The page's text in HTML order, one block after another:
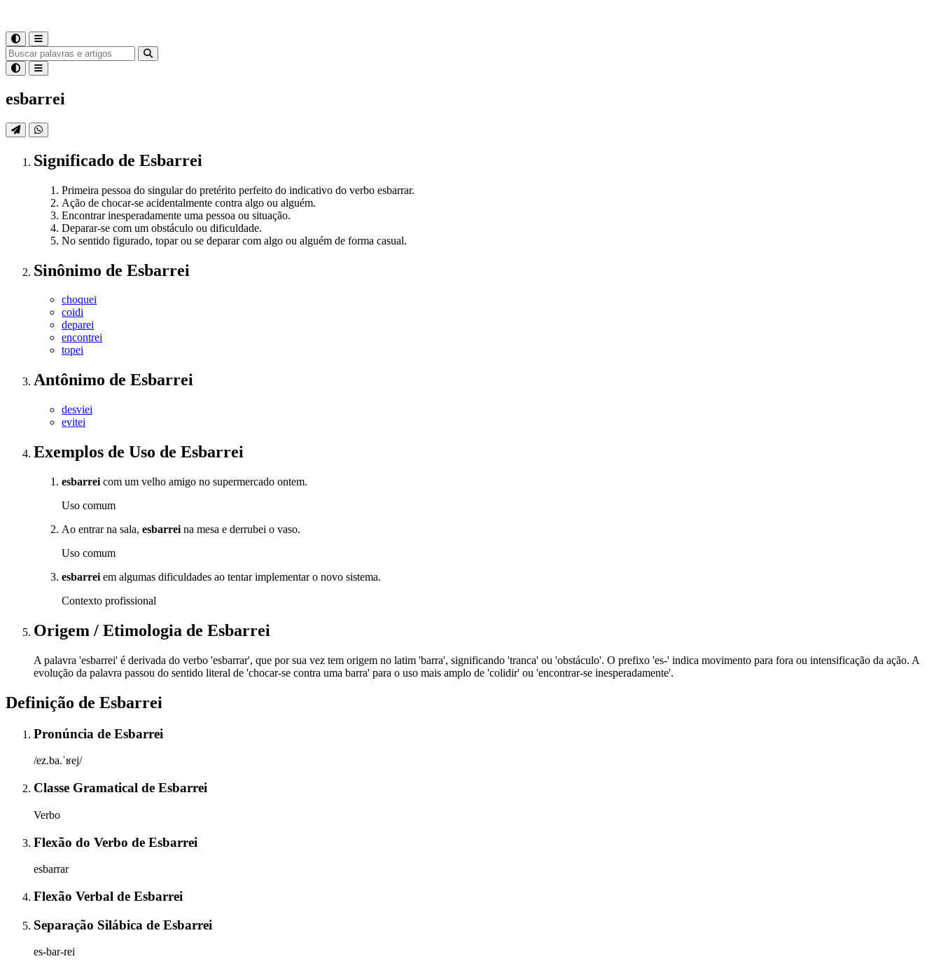
esbarrei
Significado de Esbarrei
Primeira pessoa do singular do pretérito perfeito do indicativo do verbo esbarrar.
Ação de chocar-se acidentalmente contra algo ou alguém.
Encontrar inesperadamente uma pessoa ou situação.
Deparar-se com um obstáculo ou dificuldade.
No sentido figurado, topar ou se deparar com algo ou alguém de forma casual.
Sinônimo de Esbarrei
choquei
coidi
deparei
encontrei
topei
Antônimo de Esbarrei
desviei
evitei
Exemplos de Uso de Esbarrei
esbarrei com um velho amigo no supermercado ontem.
Uso comum
Ao entrar na sala, esbarrei na mesa e derrubei o vaso.
Uso comum
esbarrei em algumas dificuldades ao tentar implementar o novo sistema.
Contexto profissional
Origem / Etimologia de Esbarrei
A palavra 'esbarrei' é derivada do verbo 'esbarrar', que por sua vez tem origem no latim 'barra', significando 'tranca' ou 'obstáculo'. O prefixo 'es-' indica movimento para fora ou intensificação da ação. A
evolução da palavra passou do sentido literal de 'chocar-se contra uma barra' para o uso mais amplo de 'colidir' ou 'encontrar-se inesperadamente'.
Definição de Esbarrei
Pronúncia de Esbarrei
/ez.ba.ˈʁej/
Classe Gramatical de Esbarrei
Verbo
Flexão do Verbo de Esbarrei
esbarrar
Flexão Verbal de Esbarrei
Separação Silábica de Esbarrei
es-bar-rei